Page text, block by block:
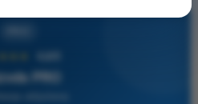
4,6/5
PRO